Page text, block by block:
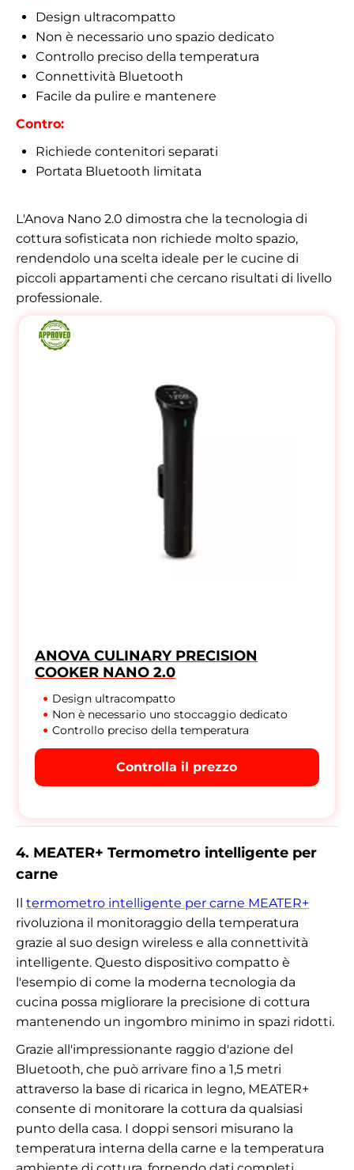
Design ultracompatto
Non è necessario uno spazio dedicato
Controllo preciso della temperatura
Connettività Bluetooth
Facile da pulire e mantenere
Contro:
Richiede contenitori separati
Portata Bluetooth limitata
L'Anova Nano 2.0 dimostra che la tecnologia di
cottura sofisticata non richiede molto spazio,
rendendolo una scelta ideale per le cucine di
piccoli appartamenti che cercano risultati di livello
professionale.
ANOVA CULINARY PRECISION
COOKER NANO 2.0
Design ultracompatto
Non è necessario uno stoccaggio dedicato
Controllo preciso della temperatura
Controlla il prezzo
4. MEATER+ Termometro intelligente per
carne
Il termometro intelligente per carne MEATER+
rivoluziona il monitoraggio della temperatura
grazie al suo design wireless e alla connettività
intelligente. Questo dispositivo compatto è
l'esempio di come la moderna tecnologia da
cucina possa migliorare la precisione di cottura
mantenendo un ingombro minimo in spazi ridotti.
Grazie all'impressionante raggio d'azione del
Bluetooth, che può arrivare fino a 1,5 metri
attraverso la base di ricarica in legno, MEATER+
consente di monitorare la cottura da qualsiasi
punto della casa. I doppi sensori misurano la
temperatura interna della carne e la temperatura